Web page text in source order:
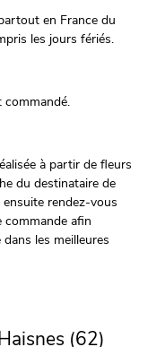
en France du
les jours fériés.
commandé.
à partir de fleurs
du destinataire de
rendez-vous
commande afin
les meilleures
(62)